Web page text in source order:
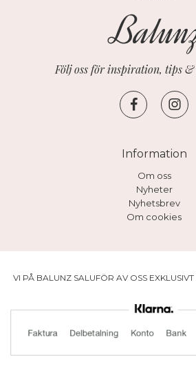
Följ oss för inspiration, tips &
Information
Om oss
Nyheter
Nyhetsbrev
Om cookies
VI PÅ BALUNZ SALUFÖR AV OSS